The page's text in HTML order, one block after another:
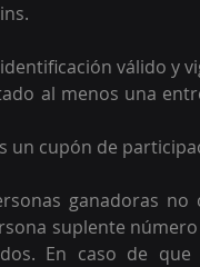
válido y
al menos una
un cupón de
ganadoras
suplente
En caso de